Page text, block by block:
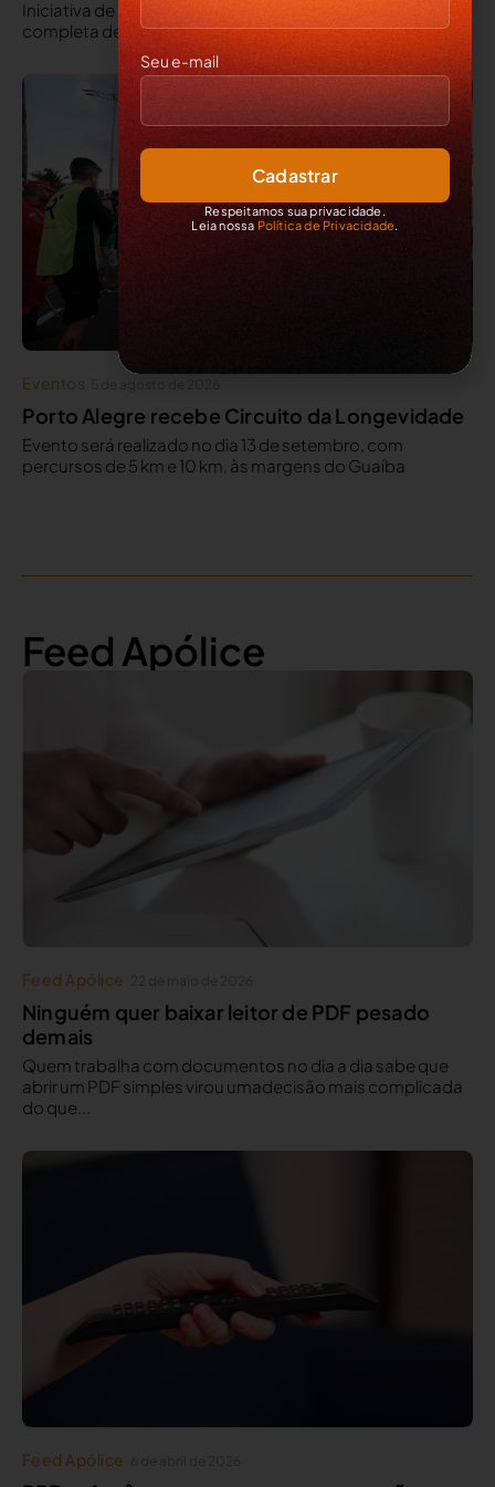
Iniciativa de responsabilidade social, ofereceu estrutura
completa de consultório, com atendimentos gratuitos
Eventos
Porto Alegre recebe Circuito da Longevidade
Evento será realizado no dia 13 de setembro, com
percursos de 5 km e 10 km, às margens do Guaíba
Feed Apólice
Feed Apólice
Ninguém quer baixar leitor de PDF pesado
demais
Quem trabalha com documentos no dia a dia sabe que
abrir um PDF simples virou umadecisão mais complicada
do que...
Feed Apólice
Seu e-mail
Respeitamos sua privacidade.
Leia nossa Política de Privacidade.